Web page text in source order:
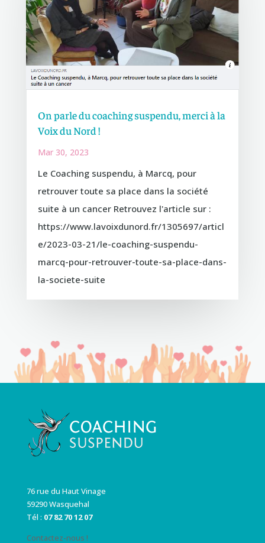
On parle du coaching suspendu, merci à la
Voix du Nord !
Mar 30, 2023
Le Coaching suspendu, à Marcq, pour
retrouver toute sa place dans la société
suite à un cancer Retrouvez l'article sur :
https://www.lavoixdunord.fr/1305697/articl
e/2023-03-21/le-coaching-suspendu-
marcq-pour-retrouver-toute-sa-place-dans-
la-societe-suite
76 rue du Haut Vinage
59290 Wasquehal
Tél : 07 82 70 12 07
Contactez-nous !